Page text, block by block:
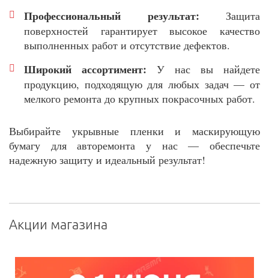
Профессиональный результат: Защита
поверхностей гарантирует высокое качество
выполненных работ и отсутствие дефектов.
Широкий ассортимент: У нас вы найдете
продукцию, подходящую для любых задач — от
мелкого ремонта до крупных покрасочных работ.
Выбирайте укрывные пленки и маскирующую
бумагу для авторемонта у нас — обеспечьте
надежную защиту и идеальный результат!
Акции магазина